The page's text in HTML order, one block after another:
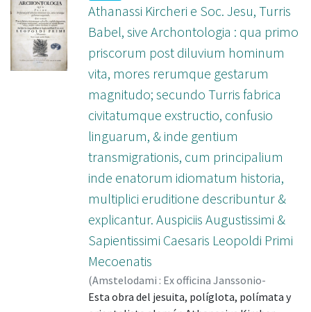
Athanassi Kircheri e Soc. Jesu, Turris
Babel, sive Archontologia : qua primo
priscorum post diluvium hominum
vita, mores rerumque gestarum
magnitudo; secundo Turris fabrica
civitatumque exstructio, confusio
linguarum, & inde gentium
transmigrationis, cum principalium
inde enatorum idiomatum historia,
multiplici eruditione describuntur &
explicantur. Auspiciis Augustissimi &
Sapientissimi Caesaris Leopoldi Primi
Mecoenatis
(Amstelodami : Ex officina Janssonio-
Waesbergiana,1679) Kircheri, Athanasius
Esta obra del jesuita, políglota, polímata y